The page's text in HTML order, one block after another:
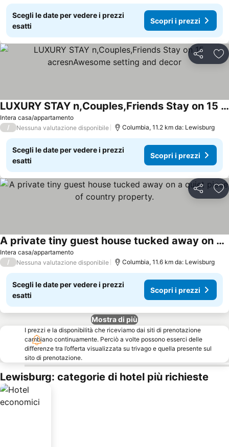
Scegli le date per vedere i prezzi
esatti
Scopri i prezzi
Condividi
Intera casa/appartamento
LUXURY STAY n,Couples,Friends Stay on 15 acresnAwesome setting and decor
/ Nessuna valutazione disponibile Columbia, 11.2 km da: Lewisburg
Scegli le date per vedere i prezzi
esatti
Scopri i prezzi
Condividi
Intera casa/appartamento
A private tiny guest house tucked away on a quiet piece of country property.
/ Nessuna valutazione disponibile Columbia, 11.6 km da: Lewisburg
Scegli le date per vedere i prezzi
esatti
Scopri i prezzi
Mostra di più
I prezzi e la disponibilità che riceviamo dai siti di prenotazione
cambiano continuamente. Perciò a volte possono esserci delle
differenze tra l’offerta visualizzata su trivago e quella presente sul
sito di prenotazione.
Lewisburg: categorie di hotel più richieste